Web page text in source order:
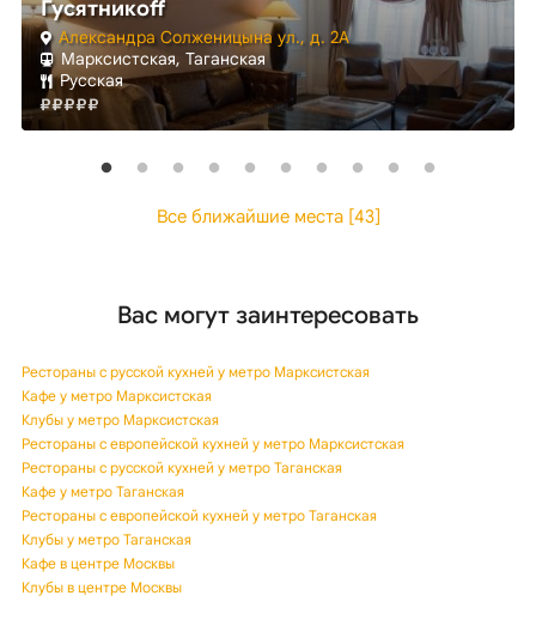
Гусятникоff
Александра Солженицына ул., д. 2А
Марксистская, Таганская
Русская
Все ближайшие места [43]
Вас могут заинтересовать
Рестораны с русской кухней у метро Марксистская
Кафе у метро Марксистская
Клубы у метро Марксистская
Рестораны с европейской кухней у метро Марксистская
Рестораны с русской кухней у метро Таганская
Кафе у метро Таганская
Рестораны с европейской кухней у метро Таганская
Клубы у метро Таганская
Кафе в центре Москвы
Клубы в центре Москвы